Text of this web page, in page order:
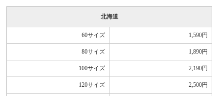
北海道
60サイズ 1,590円
80サイズ 1,890円
100サイズ 2,190円
120サイズ 2,500円